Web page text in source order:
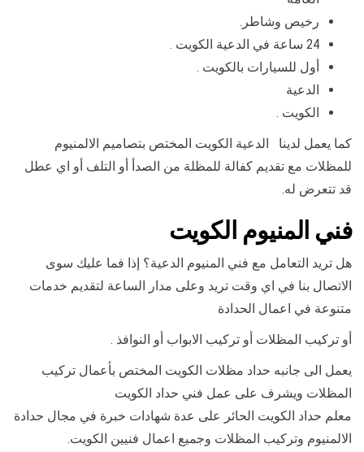
رخيص وشاطر.
24 ساعة في الدعية الكويت .
أول للسيارات بالكويت .
الدعية
الكويت .
كما يعمل لدينا الدعية الكويت المختص بتصاميم الالمنيوم
للمظلات مع تقديم كفالة للمظلة من الصدأ أو التلف أو اي عطل
قد تتعرض له.
فني المنيوم الكويت
هل تريد التعامل مع فني المنيوم الدعية؟ إذا فما عليك سوى
الاتصال بنا في اي وقت تريد وعلى مدار الساعة لتقديم خدمات
متنوعة في اعمال الحدادة
أو تركيب المظلات أو تركيب الابواب أو النوافذ .
يعمل الى جانبه حداد مظلات الكويت المختص بأعمال تركيب
المظلات ويشرف على عمل فني حداد الكويت
معلم حداد الكويت الحائر على عدة شهادات خبرة في مجال حدادة
الالمنيوم وتركيب المظلات وجميع اعمال فنيين الكويت.